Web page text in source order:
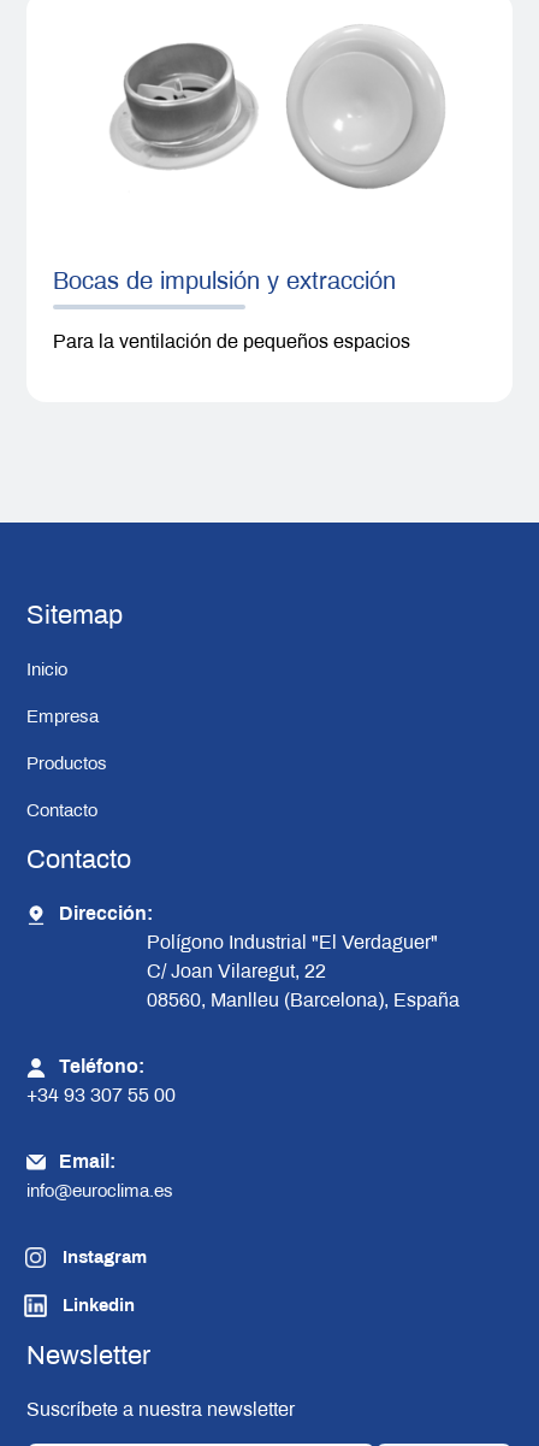
Bocas de impulsión y extracción
Para la ventilación de pequeños espacios
Sitemap
Inicio
Empresa
Productos
Contacto
Contacto
Dirección:
Polígono Industrial "El Verdaguer"
C/ Joan Vilaregut, 22
08560, Manlleu (Barcelona), España
Teléfono:
+34 93 307 55 00
Email:
info@euroclima.es
Instagram
Linkedin
Newsletter
Suscríbete a nuestra newsletter